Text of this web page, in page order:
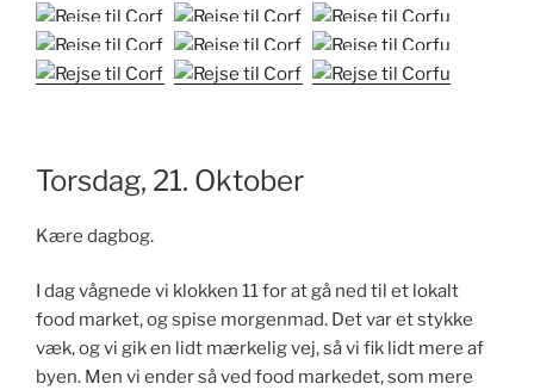
Torsdag, 21. Oktober
Kære dagbog.
I dag vågnede vi klokken 11 for at gå ned til et lokalt
food market, og spise morgenmad. Det var et stykke
væk, og vi gik en lidt mærkelig vej, så vi fik lidt mere af
byen. Men vi ender så ved food markedet, som mere